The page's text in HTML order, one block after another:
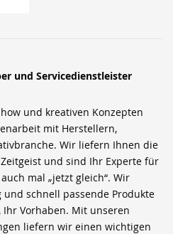
und Servicedienstleister
und kreativen Konzepten
mit Herstellern,
Wir liefern Ihnen die
und sind Ihr Experte für
mal „jetzt gleich“. Wir
schnell passende Produkte
Vorhaben. Mit unseren
liefern wir einen wichtigen